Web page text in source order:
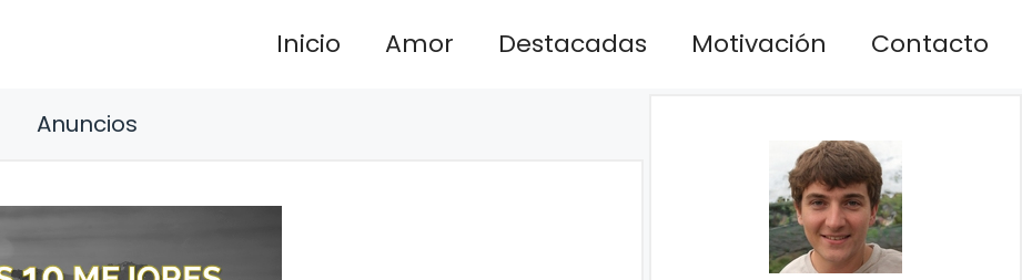
Inicio Amor Destacadas Motivación Contacto
Anuncios